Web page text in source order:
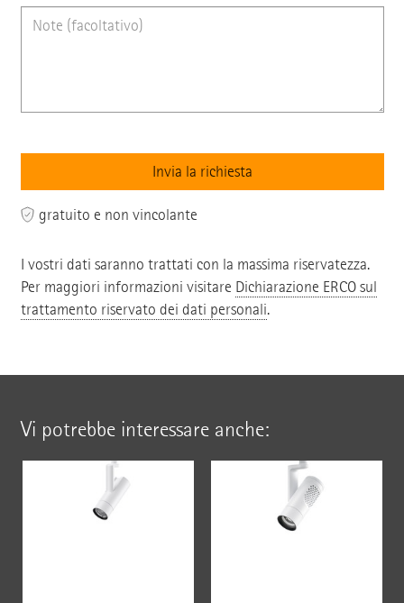
gratuito e non vincolante
I vostri dati saranno trattati con la massima riservatezza.
Per maggiori informazioni visitare Dichiarazione ERCO sul
trattamento riservato dei dati personali.
Vi potrebbe interessare anche: